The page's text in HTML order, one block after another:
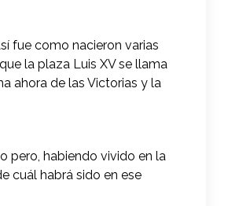
fue como nacieron varias
la plaza Luis XV se llama
ahora de las Victorias y la
pero, habiendo vivido en la
cuál habrá sido en ese